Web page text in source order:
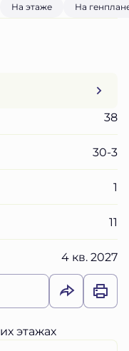
На этаже На
38
30-3
1
11
4 кв. 2027
этажах